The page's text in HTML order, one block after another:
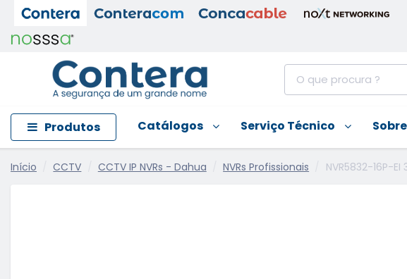
Produtos Catálogos Serviço Técnico
Início CCTV CCTV IP NVRs - Dahua NVRs Profissionais NVR5832-16P-EI